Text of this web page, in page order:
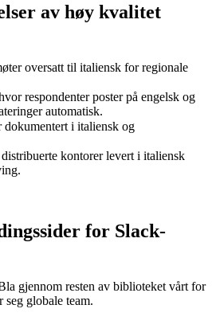
av høy kvalitet
oversatt til italiensk for regionale
respondenter poster på engelsk og
automatisk.
dokumentert i italiensk og
kontorer levert i italiensk
for Slack-
gjennom resten av biblioteket vårt for
seg globale team.